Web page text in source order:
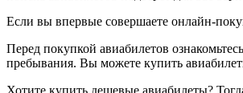
Если вы впервые совершаете онлайн-
Перед покупкой авиабилетов
пребывания. Вы можете купить
Хотите купить дешевые авиабилеты?